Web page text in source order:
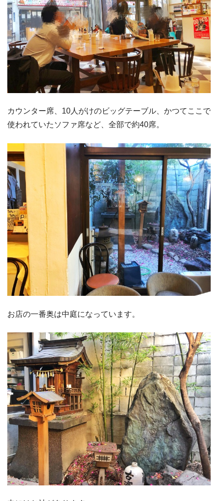
カウンター席、10人がけのビッグテーブル、かつてここで
使われていたソファ席など、全部で約40席。
お店の一番奥は中庭になっています。